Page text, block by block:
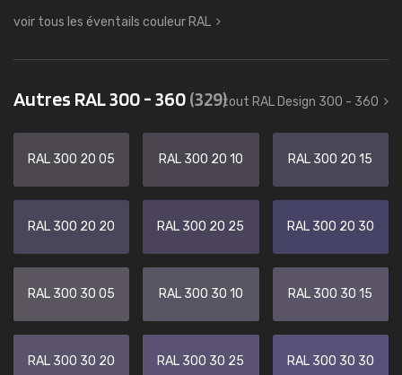
voir tous les éventails couleur RAL
Autres RAL 300 - 360(329)tout RAL Design 300 - 360
RAL 300 20 05 RAL 300 20 10 RAL 300 20 15
RAL 300 20 20 RAL 300 20 25 RAL 300 20 30
RAL 300 30 05 RAL 300 30 10 RAL 300 30 15
RAL 300 30 20 RAL 300 30 25 RAL 300 30 30